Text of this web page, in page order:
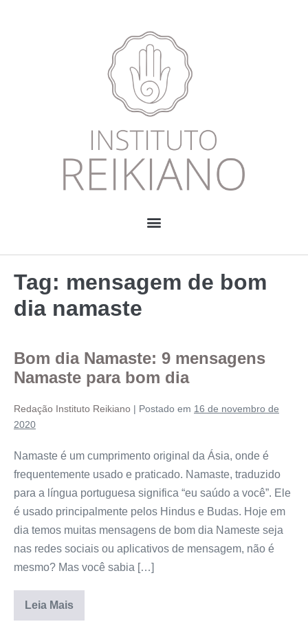
Tag: mensagem de bom
dia namaste
Bom dia Namaste: 9 mensagens
Namaste para bom dia
Redação Instituto Reikiano | Postado em 16 de novembro de
2020
Namaste é um cumprimento original da Ásia, onde é
frequentemente usado e praticado. Namaste, traduzido
para a língua portuguesa significa “eu saúdo a você”. Ele
é usado principalmente pelos Hindus e Budas. Hoje em
dia temos muitas mensagens de bom dia Nameste seja
nas redes sociais ou aplicativos de mensagem, não é
mesmo? Mas você sabia […]
Leia Mais